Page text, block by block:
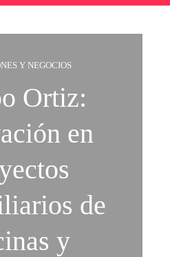
Y NEGOCIOS
Ortiz:
en
de
y